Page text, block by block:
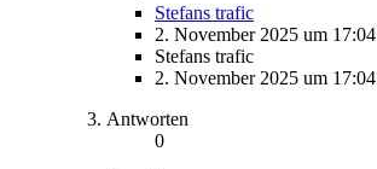
Stefans trafic
2. November 2025 um 17:04
Stefans trafic
2. November 2025 um 17:04
Antworten
0